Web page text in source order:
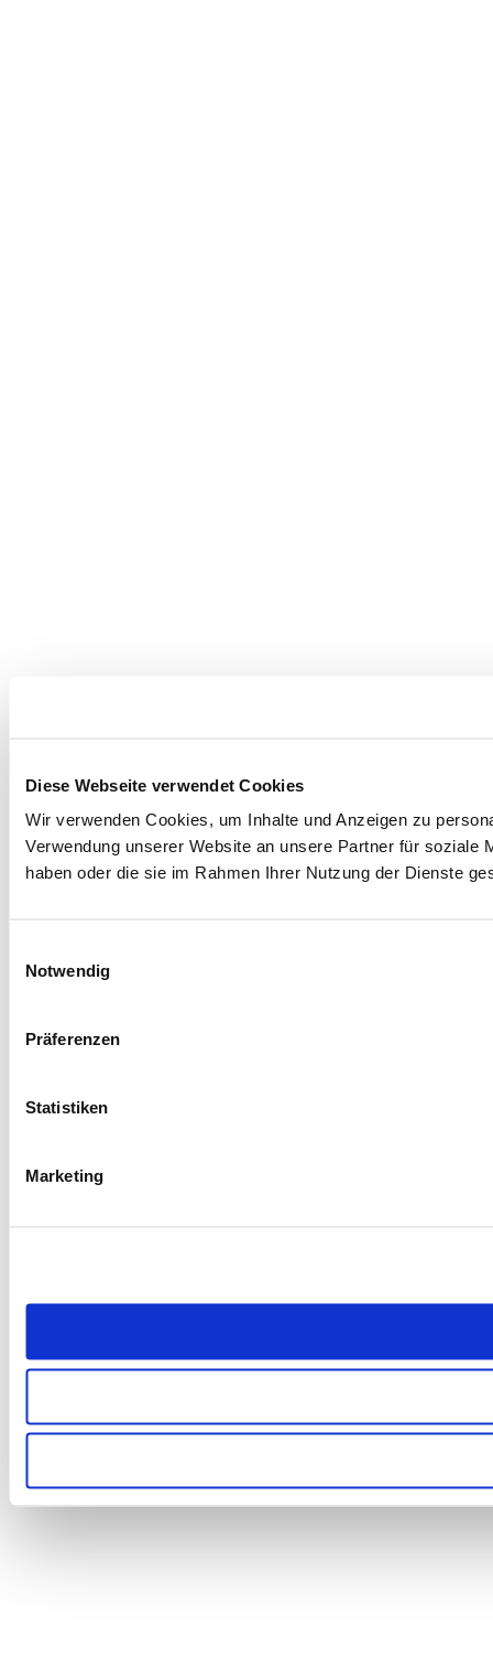
Diese Webseite verwendet Cookies
Wir verwenden Cookies, um Inhalte und Anzeigen zu
Verwendung unserer Website an unsere Partner für soziale
haben oder die sie im Rahmen Ihrer Nutzung der Dienste
Notwendig
Präferenzen
Statistiken
Marketing